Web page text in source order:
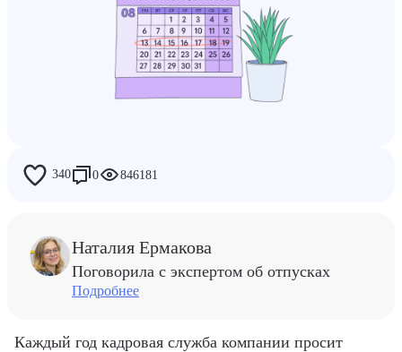
Недвижимость
Райф
340 0 846181
Наталия Ермакова
Поговорила с экспертом об отпусках
Подробнее
Каждый год кадровая служба компании просит